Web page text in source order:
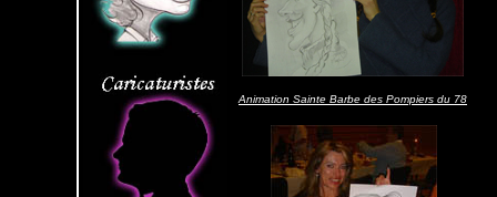
Animation Sainte Barbe des Pompiers du 78